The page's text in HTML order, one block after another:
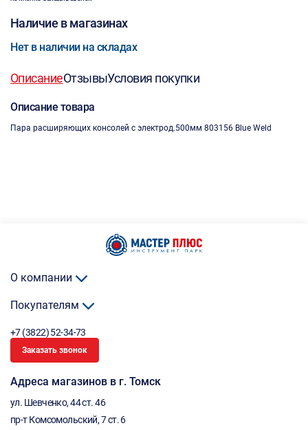
Наличие в магазинах
Нет в наличии на складах
ОписаниеОтзывыУсловия покупки
Описание товара
Пара расширяющих консолей с электрод.500мм 803156 Blue Weld
О компании
Покупателям
+7 (3822) 52-34-73
Заказать звонок
Адреса магазинов в г. Томск
ул. Шевченко, 44 ст. 46
пр-т Комсомольский, 7 ст. 6